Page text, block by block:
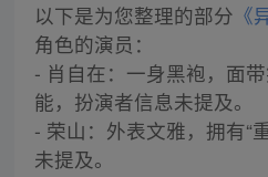
以下是为您整理的部分 《
角色的演员：
- 肖自在：一身黑袍，面
能，扮演者信息未提及。
- 荣山：外表文雅，拥有“
未提及。